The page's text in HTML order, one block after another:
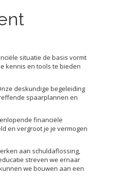
situatie de basis vormt
kennis en tools te bieden
deskundige begeleiding
spaarplannen en
financiële
en vergroot je je vermogen
aan schuldaflossing,
streven we ernaar
we bouwen aan een